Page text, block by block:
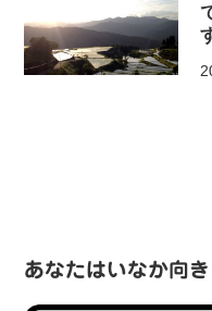
あなたはいなか向